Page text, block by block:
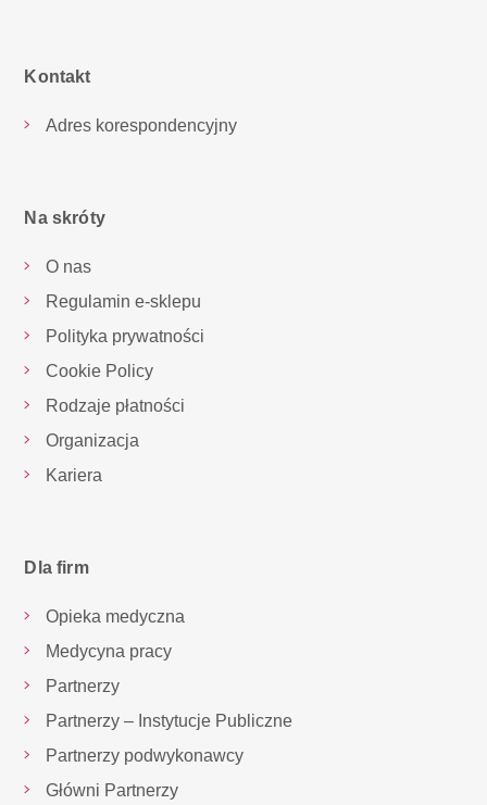
Kontakt
Adres korespondencyjny
Na skróty
O nas
Regulamin e-sklepu
Polityka prywatności
Cookie Policy
Rodzaje płatności
Organizacja
Kariera
Dla firm
Opieka medyczna
Medycyna pracy
Partnerzy
Partnerzy – Instytucje Publiczne
Partnerzy podwykonawcy
Główni Partnerzy